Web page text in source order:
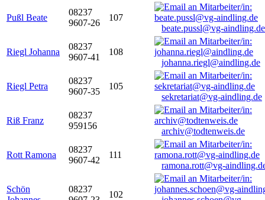
Pußl Beate
08237
9607-26
107
beate.pussl@vg-aindling.de
Riegl Johanna
08237
9607-41
108
johanna.riegl@aindling.de
Riegl Petra
08237
9607-35
105
sekretariat@vg-aindling.de
Riß Franz
08237
959156
archiv@todtenweis.de
Rott Ramona
08237
9607-42
111
ramona.rott@vg-
Schön
08237
102